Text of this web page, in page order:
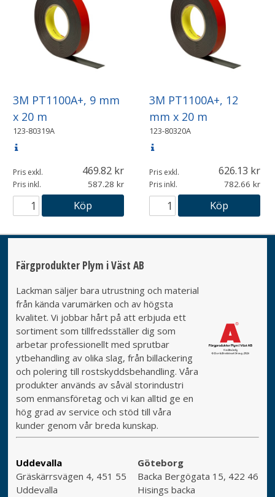
3M PT1100A+, 9 mm
x 20 m
123-80319A
Pris exkl. 469.82
Pris inkl. 587.28
Köp
3M PT1100A+, 12
mm x 20 m
123-80320A
Pris exkl. 626.13
Pris inkl. 782.66
Köp
Färgprodukter Plym i Väst AB
Lackman säljer bara utrustning och material
från kända varumärken och av högsta
kvalitet. Vi jobbar hårt på att erbjuda ett
sortiment som tillfredsställer dig som
arbetar professionellt med sprutbar
ytbehandling av olika slag, från billackering
och polering till rostskyddsbehandling. Våra
produkter används av såväl storindustri
som enmansföretag och vi kan alltid ge en
hög grad av service och stöd till våra
kunder genom vår breda kunskap.
Uddevalla
Gräskärrsvägen 4, 451 55
Uddevalla
Göteborg
Backa Bergögata 15, 422 46
Hisings backa